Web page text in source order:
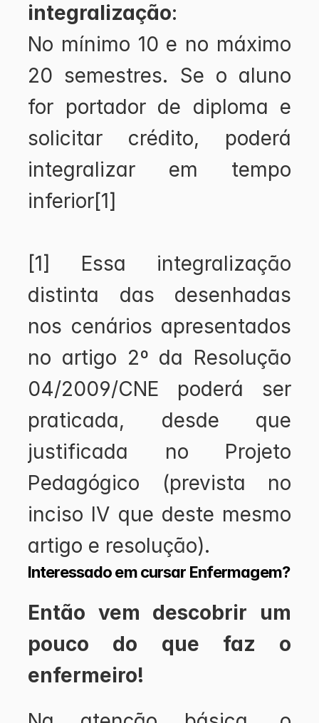
integralização:
No mínimo 10 e no máximo
20 semestres. Se o aluno
for portador de diploma e
solicitar crédito, poderá
integralizar em tempo
inferior[1]
[1] Essa integralização
distinta das desenhadas
nos cenários apresentados
no artigo 2º da Resolução
04/2009/CNE poderá ser
praticada, desde que
justificada no Projeto
Pedagógico (prevista no
inciso IV que deste mesmo
artigo e resolução).
Interessado em cursar Enfermagem?
Então vem descobrir um
pouco do que faz o
enfermeiro!